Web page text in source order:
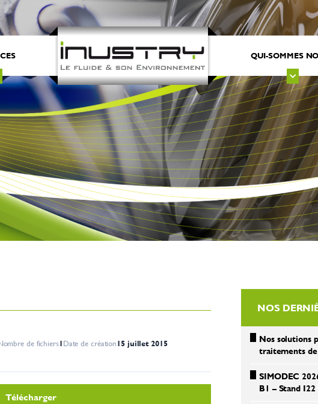
QUI-SOMMES
de fichiers1Date de création15 juillet 2015
Télécharger
NOS
Nos solutions
traitements de
SIMODEC
B1 – Stand I22